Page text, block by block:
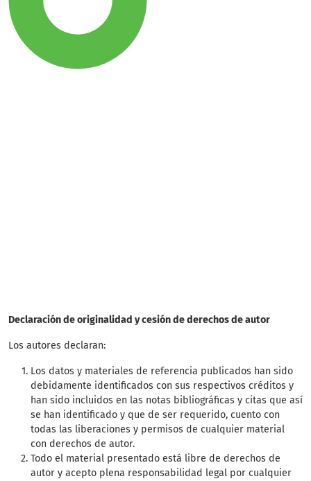
Declaración de originalidad y cesión de derechos de autor
Los autores declaran:
Los datos y materiales de referencia publicados han sido
debidamente identificados con sus respectivos créditos y
han sido incluidos en las notas bibliográficas y citas que así
se han identificado y que de ser requerido, cuento con
todas las liberaciones y permisos de cualquier material
con derechos de autor.
Todo el material presentado está libre de derechos de
autor y acepto plena responsabilidad legal por cualquier